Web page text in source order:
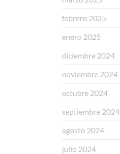
febrero 2025
enero 2025
diciembre 2024
noviembre 2024
octubre 2024
septiembre 2024
agosto 2024
julio 2024